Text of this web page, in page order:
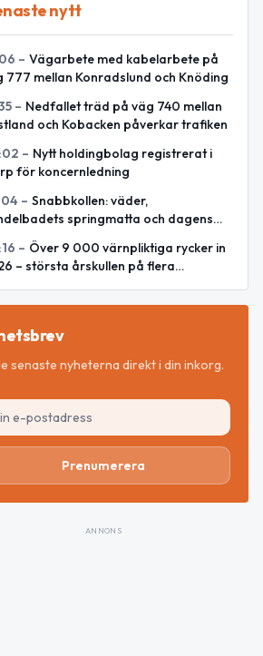
nytt
– Vägarbete med kabelarbete på
777 mellan Konradslund och Knöding
– Nedfallet träd på väg 740 mellan
och Kobacken påverkar trafiken
– Nytt holdingbolag registrerat i
för koncernledning
– Snabbkollen: väder,
springmatta och dagens
– Över 9 000 värnpliktiga rycker in
– största årskullen på flera
senaste nyheterna direkt i din inkorg.
Prenumerera
ANNONS